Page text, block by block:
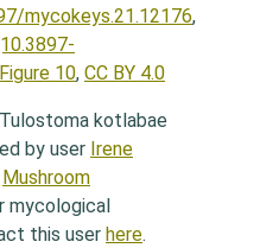
mycokeys.21.12176,
10, CC BY 4.0
by user Irene
Mushroom
mycological
this user here.